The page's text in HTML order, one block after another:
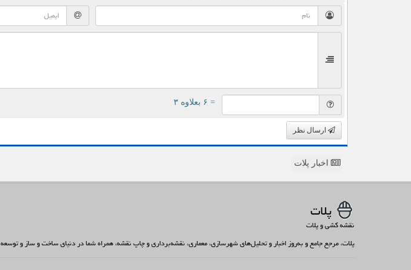
= ۶ بعلاوه ۳
ارسال نظر
اخبار پلات
پلات
نقشه کشی و پلات
پلات، مرجع جامع و به‌روز اخبار و تحلیل‌های شهرسازی، معماری، نقشه‌برداری و چاپ نقشه، همراه شما در دنیای ساخت و ساز و توسعه